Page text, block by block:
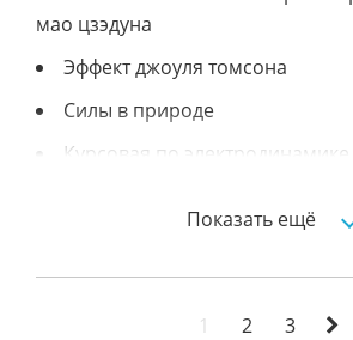
мао цзэдуна
Эффект джоуля томсона
Силы в природе
Курсовая по электродинамике
Механические колебания и
Нормы ударения в сря и их
Показать ещё
1 2 3